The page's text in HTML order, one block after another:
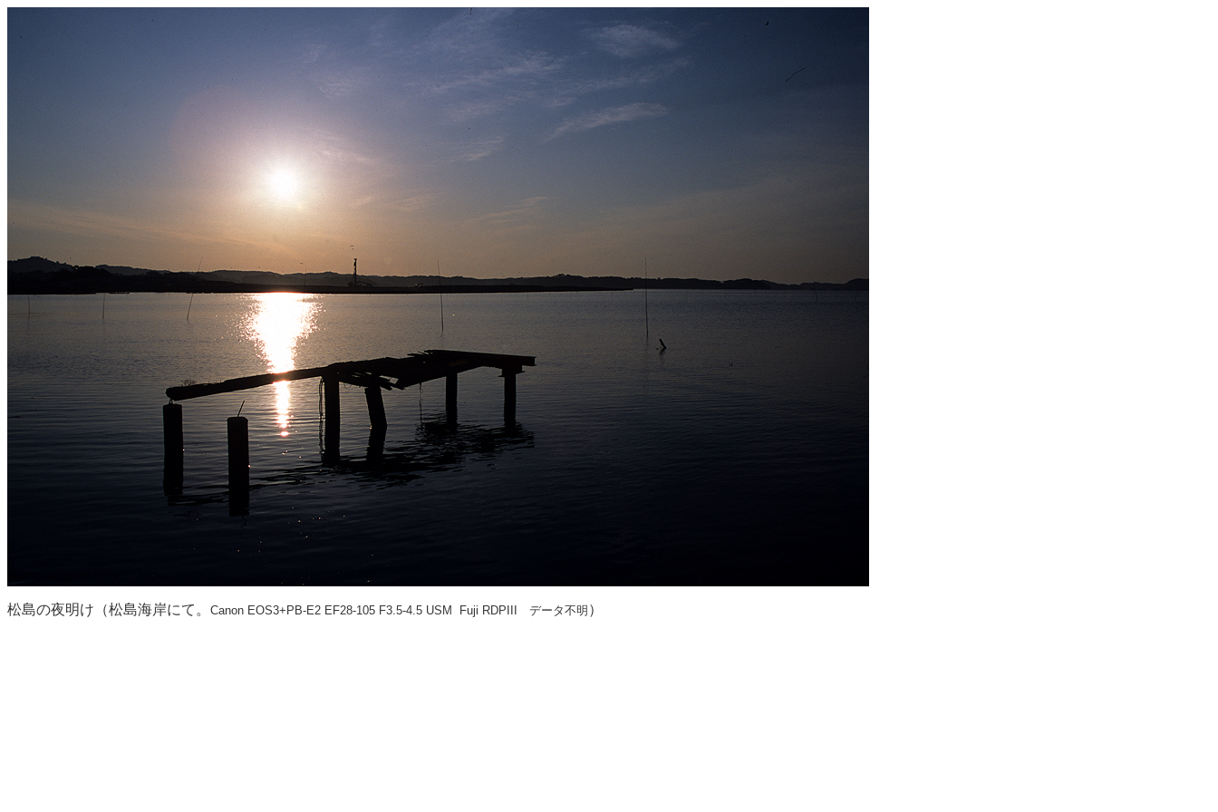
松島の夜明け（松島海岸にて。 Canon EOS3+PB-E2 EF28-105 F3.5-4.5 USM Fuji RDPIII データ不明 ）